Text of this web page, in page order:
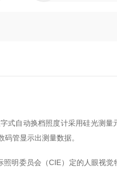
自动换档照度计采用硅光测量
管显示出测量数据。
委员会（CIE）定的人眼视觉